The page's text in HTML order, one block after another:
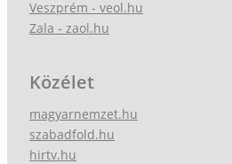
Veszprém - veol.hu
Zala - zaol.hu
Közélet
magyarnemzet.hu
szabadfold.hu
hirtv.hu